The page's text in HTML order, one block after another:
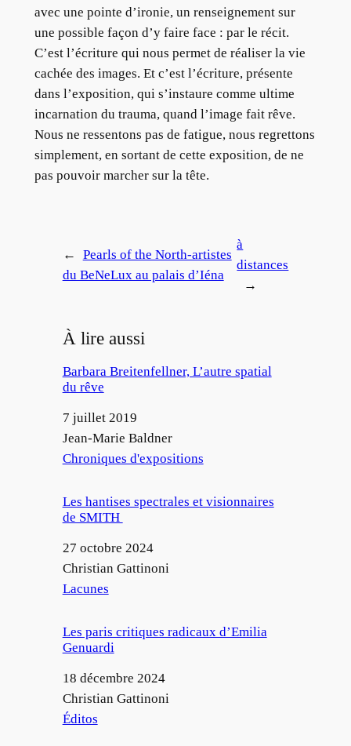
avec une pointe d’ironie, un renseignement sur
une possible façon d’y faire face : par le récit.
C’est l’écriture qui nous permet de réaliser la vie
cachée des images. Et c’est l’écriture, présente
dans l’exposition, qui s’instaure comme ultime
incarnation du trauma, quand l’image fait rêve.
Nous ne ressentons pas de fatigue, nous regrettons
simplement, en sortant de cette exposition, de ne
pas pouvoir marcher sur la tête.
←
Pearls of the North-artistes
du BeNeLux au palais d’Iéna
à
distances
→
À lire aussi
Barbara Breitenfellner, L’autre spatial
du rêve
Date
7 juillet 2019
Auteur
Jean-Marie Baldner
Par rapport à
Chroniques d'expositions
Les hantises spectrales et visionnaires
de SMITH
Date
27 octobre 2024
Auteur
Christian Gattinoni
Par rapport à
Lacunes
Les paris critiques radicaux d’Emilia
Genuardi
Date
18 décembre 2024
Auteur
Christian Gattinoni
Par rapport à
Éditos